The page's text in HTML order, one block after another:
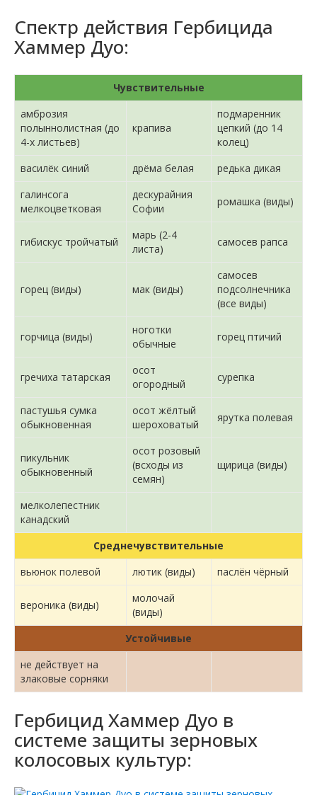
Спектр действия Гербицида
Хаммер Дуо:
Чувствительные
амброзия
полыннолистная (до
4-х листьев)
крапива
подмаренник
цепкий (до 14
колец)
василёк синий
дрёма белая
редька дикая
галинсога
мелкоцветковая
дескурайния
Софии
ромашка (виды)
гибискус тройчатый
марь (2-4
листа)
самосев рапса
горец (виды) мак (виды)
самосев
подсолнечника
(все виды)
горчица (виды)
ноготки
обычные
горец птичий
гречиха татарская
осот
огородный
сурепка
пастушья сумка
обыкновенная
осот жёлтый
шероховатый
ярутка полевая
пикульник
обыкновенный
осот розовый
(всходы из
семян)
щирица (виды)
мелколепестник
канадский
Среднечувствительные
вьюнок полевой
лютик (виды) паслён чёрный
вероника (виды)
молочай
(виды)
Устойчивые
не действует на
злаковые сорняки
Гербицид Хаммер Дуо в
системе защиты зерновых
колосовых культур: